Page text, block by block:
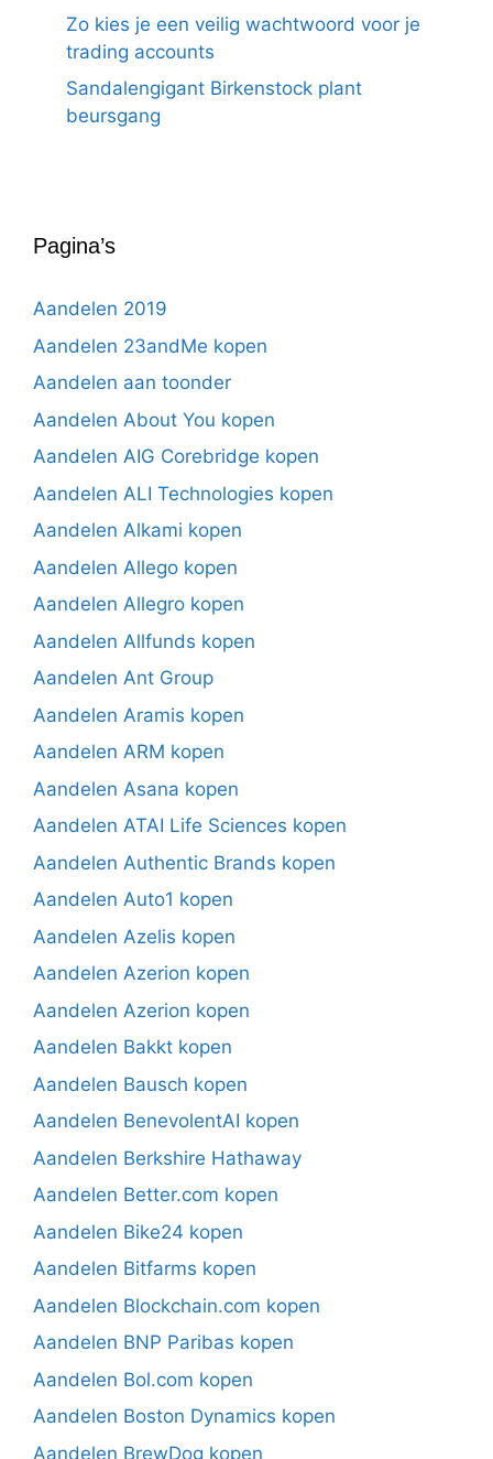
Zo kies je een veilig wachtwoord voor je
trading accounts
Sandalengigant Birkenstock plant
beursgang
Pagina’s
Aandelen 2019
Aandelen 23andMe kopen
Aandelen aan toonder
Aandelen About You kopen
Aandelen AIG Corebridge kopen
Aandelen ALI Technologies kopen
Aandelen Alkami kopen
Aandelen Allego kopen
Aandelen Allegro kopen
Aandelen Allfunds kopen
Aandelen Ant Group
Aandelen Aramis kopen
Aandelen ARM kopen
Aandelen Asana kopen
Aandelen ATAI Life Sciences kopen
Aandelen Authentic Brands kopen
Aandelen Auto1 kopen
Aandelen Azelis kopen
Aandelen Azerion kopen
Aandelen Azerion kopen
Aandelen Bakkt kopen
Aandelen Bausch kopen
Aandelen BenevolentAI kopen
Aandelen Berkshire Hathaway
Aandelen Better.com kopen
Aandelen Bike24 kopen
Aandelen Bitfarms kopen
Aandelen Blockchain.com kopen
Aandelen BNP Paribas kopen
Aandelen Bol.com kopen
Aandelen Boston Dynamics kopen
Aandelen BrewDog kopen